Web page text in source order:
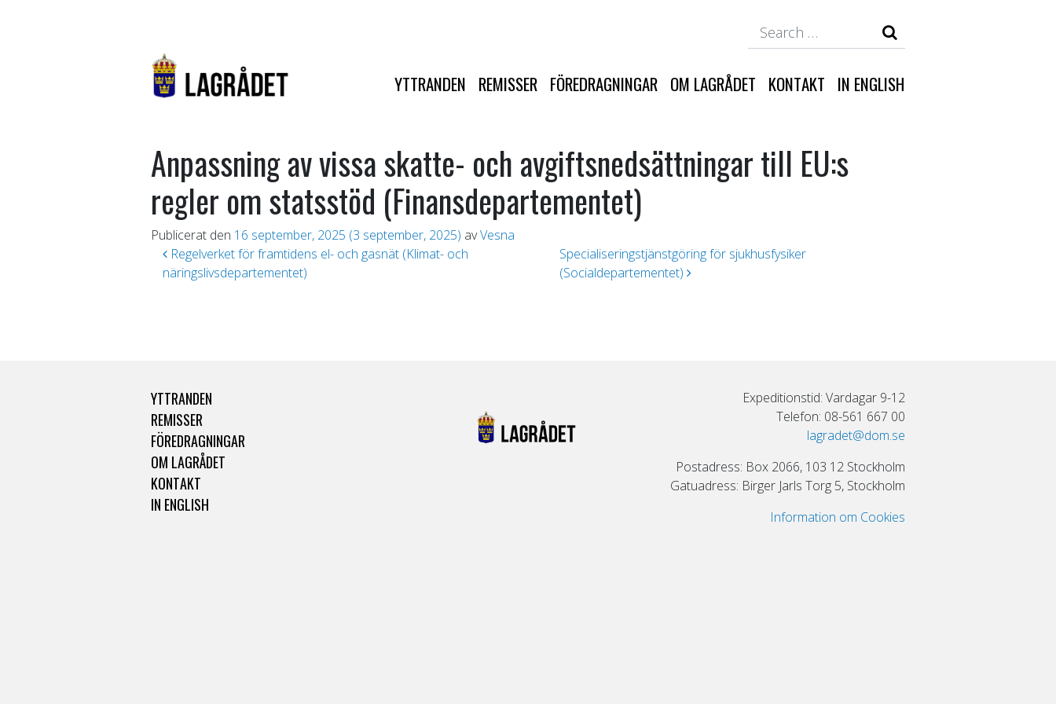
YTTRANDEN REMISSER FÖREDRAGNINGAR OM LAGRÅDET KONTAKT IN ENGLISH
Anpassning av vissa skatte- och avgiftsnedsättningar till EU:s
regler om statsstöd (Finansdepartementet)
Publicerat den 16 september, 2025 (3 september, 2025) avVesna
Inläggsnavigering
Regelverket för framtidens el- och gasnät (Klimat- och
näringslivsdepartementet)
Specialiseringstjänstgöring för sjukhusfysiker
(Socialdepartementet)
YTTRANDEN
REMISSER
FÖREDRAGNINGAR
OM LAGRÅDET
KONTAKT
IN ENGLISH
Expeditionstid: Vardagar 9-12
Telefon: 08-561 667 00
lagradet@dom.se
Postadress: Box 2066, 103 12 Stockholm
Gatuadress: Birger Jarls Torg 5, Stockholm
Information om Cookies